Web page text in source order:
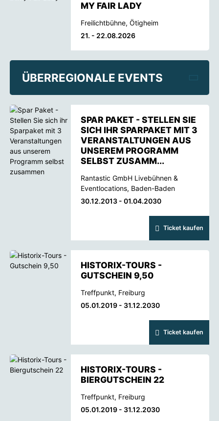
MY FAIR LADY
Freilichtbühne, Ötigheim
21. - 22.08.2026
ÜBERREGIONALE EVENTS
SPAR PAKET - STELLEN SIE
SICH IHR SPARPAKET MIT 3
VERANSTALTUNGEN AUS
UNSEREM PROGRAMM
SELBST ZUSAMM...
Rantastic GmbH Livebühnen &
Eventlocations, Baden-Baden
30.12.2013 - 01.04.2030
Ticket kaufen
HISTORIX-TOURS -
GUTSCHEIN 9,50
Treffpunkt, Freiburg
05.01.2019 - 31.12.2030
Ticket kaufen
HISTORIX-TOURS -
BIERGUTSCHEIN 22
Treffpunkt, Freiburg
05.01.2019 - 31.12.2030